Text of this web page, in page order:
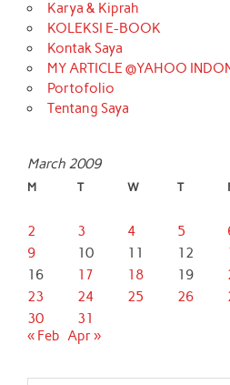
Karya & Kiprah
KOLEKSI E-BOOK
Kontak Saya
MY ARTICLE @YAHOO
Portofolio
Tentang Saya
March 2009
M T W T
2
3 4 5
9
10 11 12
16
17 18 19
23
24 25 26
30
31
« Feb Apr »